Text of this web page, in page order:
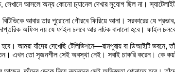
সেখানে আসলে অন্য কোনো চ্যানেল দেখার সুযোগ ছিল না।
আবার তার পুরোনো গৌরবে ফিরিয়ে আনা। সরকারের যে
অফিস নয় যে ফাইল চলবে আর নাটক বানানো হবে। ফাইল
আমরা যাঁদের দেখেছি টেলিভিশনে—রামপুরায় বা ডিআইটি ভবনে,
এখন তো সৃজনশীল সেই অবস্থা নেই। সবাই চাকরি করেন। কে